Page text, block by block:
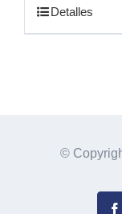
Detalles
©